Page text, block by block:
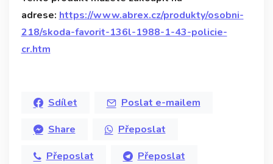
adrese: https://www.abrex.cz/produkty/osobni-
218/skoda-favorit-136l-1988-1-43-policie-
cr.htm
Sdílet
Poslat e-mailem
Share
Přeposlat
Přeposlat
Přeposlat